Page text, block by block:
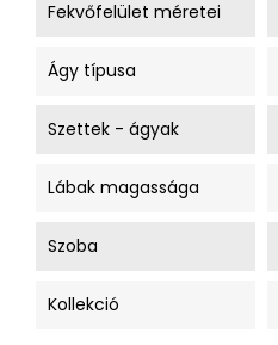
Fekvőfelület méretei
Ágy típusa
Szettek - ágyak
Lábak magassága
Szoba
Kollekció